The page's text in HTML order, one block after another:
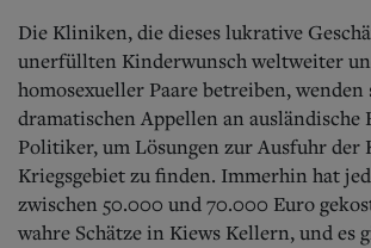
Die Kliniken, die dieses lukrative
unerfüllten Kinderwunsch weltweiter
homosexueller Paare betreiben,
dramatischen Appellen an ausländische
Politiker, um Lösungen zur Ausfuhr der
Kriegsgebiet zu finden. Immerhin hat
zwischen 50.000 und 70.000 Euro
wahre Schätze in Kiews Kellern, und es